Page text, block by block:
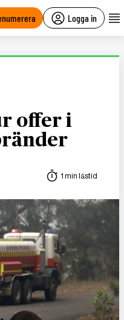
Logga in
offer i
1 min lästid